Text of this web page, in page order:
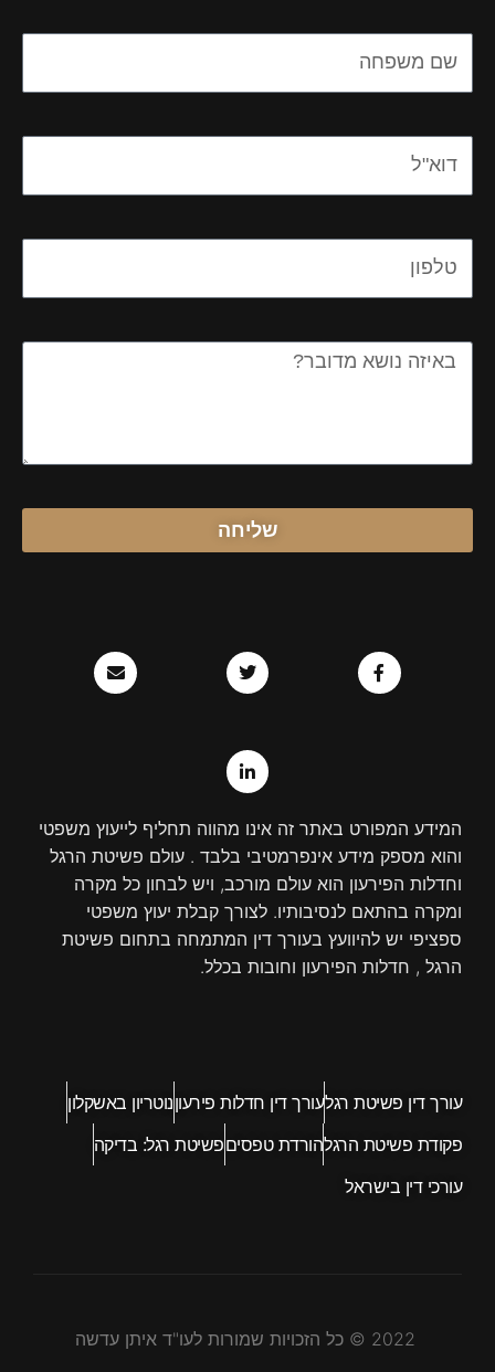
Message
שליחה
F
a
c
T
w
i
e
r
E
n
v
L
i
n
d
i
n
-
n
המידע המפורט באתר זה אינו מהווה תחליף לייעוץ משפטי
והוא מספק מידע אינפרמטיבי בלבד . עולם פשיטת הרגל
וחדלות הפירעון הוא עולם מורכב, ויש לבחון כל מקרה
ומקרה בהתאם לנסיבותיו. לצורך קבלת יעוץ משפטי
ספציפי יש להיוועץ בעורך דין המתמחה בתחום פשיטת
הרגל , חדלות הפירעון וחובות בכלל.
עורך דין פשיטת רגלעורך דין חדלות פירעוןנוטריון באשקלון
פקודת פשיטת הרגלהורדת טפסיםפשיטת רגל: בדיקה
עורכי דין בישראל